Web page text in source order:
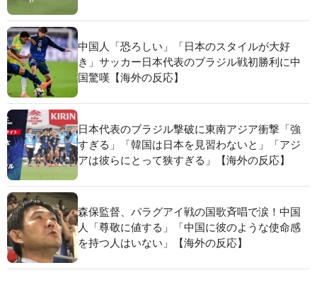
中国人「恐ろしい」「日本のスタイルが大好
き」サッカー日本代表のブラジル戦初勝利に中
国驚嘆【海外の反応】
日本代表のブラジル撃破に東南アジア衝撃「強
すぎる」「韓国は日本を見習わないと」「アジ
アは彼らにとって狭すぎる」【海外の反応】
森保監督、パラグアイ戦の国歌斉唱で涙！中国
人「尊敬に値する」「中国に彼のような使命感
を持つ人はいない」【海外の反応】